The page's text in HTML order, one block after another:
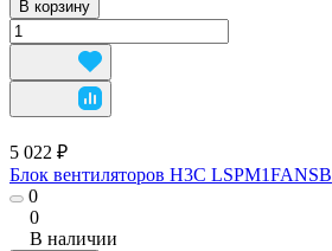
В корзину
5 022 ₽
Блок вентиляторов H3C LSPM1FANSB
0
0
В наличии